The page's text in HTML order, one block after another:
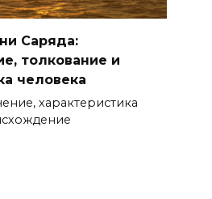
Саряда:
толкование и
человека
характеристика